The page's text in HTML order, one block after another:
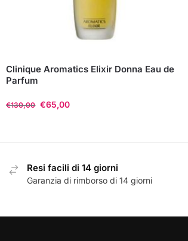
Clinique Aromatics Elixir Donna Eau de
Parfum
€130,00 €65,00
più
varianti.
opzioni
Resi facili di 14 giorni
Garanzia di rimborso di 14 giorni